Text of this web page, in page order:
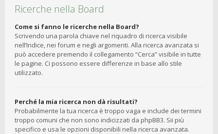
Ricerche nella Board
Come si fanno le ricerche nella Board?
Scrivendo una parola chiave nel riquadro di ricerca visibile
nell’Indice, nei forum e negli argomenti. Alla ricerca avanzata si
può accedere premendo il collegamento “Cerca” visibile in tutte
le pagine. Ci possono essere differenze in base allo stile
utilizzato.
Perché la mia ricerca non dà risultati?
Probabilmente la tua ricerca è troppo vaga e include dei termini
troppo comuni che non sono indicizzati da phpBB3. Sii più
specifico e usa le opzioni disponibili nella ricerca avanzata.